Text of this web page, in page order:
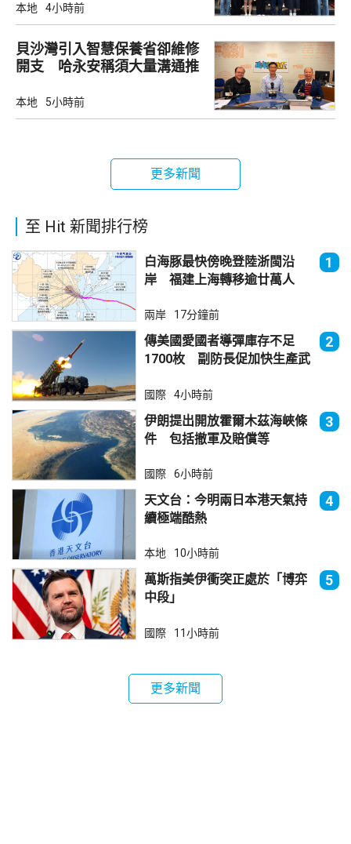
本地 4小時前
貝沙灣引入智慧保養省卻維修
開支 哈永安稱須大量溝通推
本地 5小時前
更多新聞
至 Hit 新聞排行榜
白海豚最快傍晚登陸浙閩沿
岸 福建上海轉移逾廿萬人
1
兩岸 17分鐘前
傳美國愛國者導彈庫存不足
1700枚 副防長促加快生產武
2
國際 4小時前
伊朗提出開放霍爾木茲海峽條
件 包括撤軍及賠償等
3
國際 6小時前
天文台：今明兩日本港天氣持
續極端酷熱
4
本地 10小時前
萬斯指美伊衝突正處於「博弈
中段」
5
國際 11小時前
更多新聞